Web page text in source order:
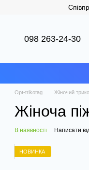
Перейти до основного
098 263-24-30
Opt-trikotag Жіночий
Жіноча
В наявності Написати
НОВИНКА